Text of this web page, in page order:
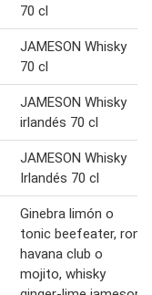
70 cl
JAMESON Whisky
70 cl
JAMESON Whisky
irlandés 70 cl
JAMESON Whisky
Irlandés 70 cl
Ginebra limón o
tonic beefeater, ron
havana club o
mojito, whisky